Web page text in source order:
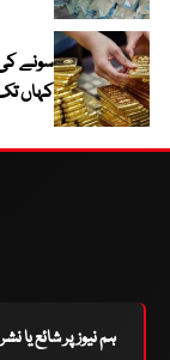
سونے
کہاں
ہم نیوز پر شائع یا